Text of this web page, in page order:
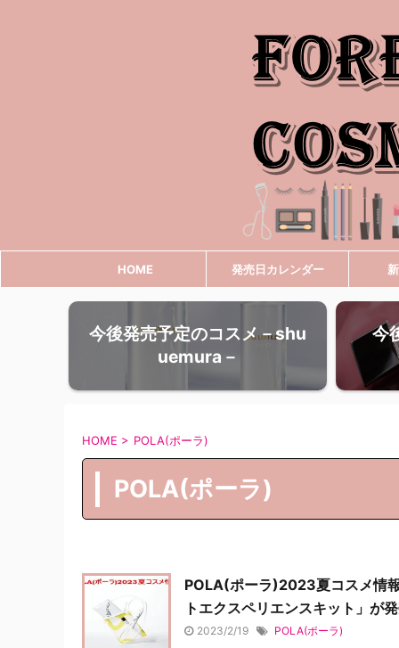
HOME 発売日カレンダー
今後発売予定のコスメ－shu
uemura－
今
HOME > POLA(ポーラ)
POLA(ポーラ)
POLA(ポーラ)2023夏コスメ情
トエクスペリエンスキット」が
2023/2/19 POLA(ポーラ)